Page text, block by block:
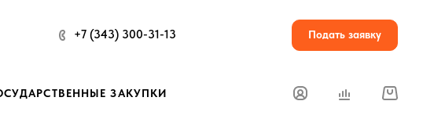
+7 (343) 300-31-13 Подать заявку
ЗАКУПКИ